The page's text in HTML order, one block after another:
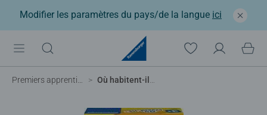
Modifier les paramètres du pays/de la langue ici
Premiers apprentissages Où habitent-ils ?